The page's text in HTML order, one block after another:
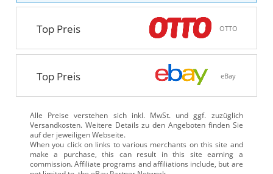
Top Preis OTTO
Top Preis eBay
Alle Preise verstehen sich inkl. MwSt. und ggf. zuzüglich
Versandkosten. Weitere Details zu den Angeboten finden Sie
auf der jeweiligen Webseite.